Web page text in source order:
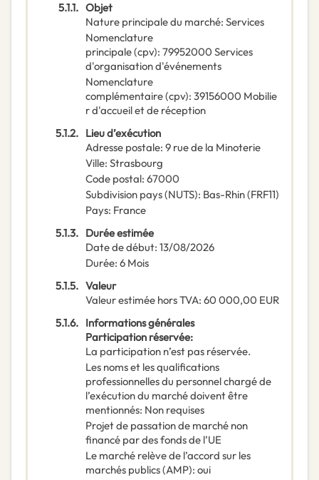
5.1.1. Objet
Nature principale du marché: Services
Nomenclature
principale(cpv): 79952000 Services
d'organisation d'événements
Nomenclature
complémentaire(cpv): 39156000 Mobilie
r d'accueil et de réception
5.1.2. Lieu d’exécution
Adresse postale: 9 rue de la Minoterie
Ville: Strasbourg
Code postal: 67000
Subdivision pays (NUTS): Bas-Rhin(FRF11)
Pays: France
5.1.3. Durée estimée
Date de début: 13/08/2026
Durée: 6 Mois
5.1.5. Valeur
Valeur estimée hors TVA: 60 000,00 EUR
5.1.6. Informations générales
Participation réservée:
La participation n’est pas réservée.
Les noms et les qualifications
professionnelles du personnel chargé de
l’exécution du marché doivent être
mentionnés: Non requises
Projet de passation de marché non
financé par des fonds de l’UE
Le marché relève de l’accord sur les
marchés publics (AMP): oui